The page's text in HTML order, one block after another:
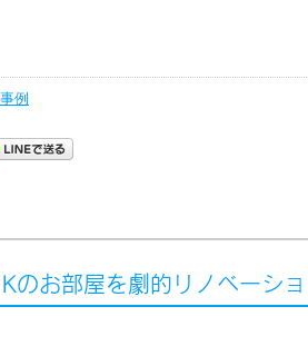
例
のお部屋を劇的リノベーシ